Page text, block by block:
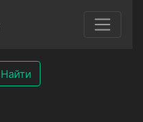
Найти